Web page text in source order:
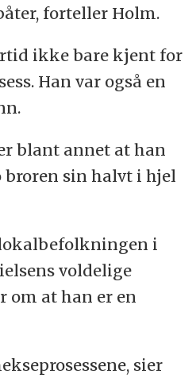
forteller Holm.
ikke bare kjent for
Han var også en
blant annet at han
sin halvt i hjel
i
voldelige
om at han er en
sier